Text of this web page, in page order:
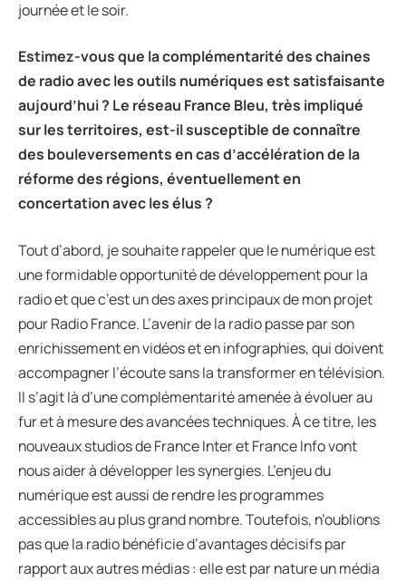
journée et le soir.
Estimez-vous que la complémentarité des chaines
de radio avec les outils numériques est satisfaisante
aujourd’hui ? Le réseau France Bleu, très impliqué
sur les territoires, est-il susceptible de connaître
des bouleversements en cas d’accélération de la
réforme des régions, éventuellement en
concertation avec les élus ?
Tout d’abord, je souhaite rappeler que le numérique est
une formidable opportunité de développement pour la
radio et que c’est un des axes principaux de mon projet
pour Radio France. L’avenir de la radio passe par son
enrichissement en vidéos et en infographies, qui doivent
accompagner l’écoute sans la transformer en télévision.
Il s’agit là d’une complémentarité amenée à évoluer au
fur et à mesure des avancées techniques. À ce titre, les
nouveaux studios de France Inter et France Info vont
nous aider à développer les synergies. L’enjeu du
numérique est aussi de rendre les programmes
accessibles au plus grand nombre. Toutefois, n’oublions
pas que la radio bénéficie d’avantages décisifs par
rapport aux autres médias : elle est par nature un média